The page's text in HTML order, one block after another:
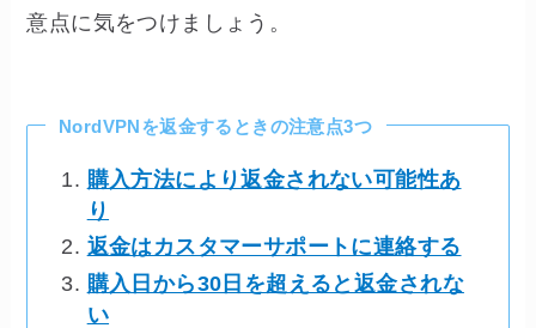
意点に気をつけましょう。
NordVPNを返金するときの注意点3つ
購入方法により返金されない可能性あ
り
返金はカスタマーサポートに連絡する
購入日から30日を超えると返金されな
い